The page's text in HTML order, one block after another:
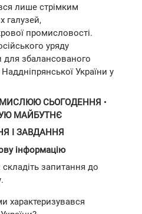
лише стрімким
галузей,
промисловості.
уряду
збалансованого
України у
СЬОГОДЕННЯ •
МАЙБУТНЄ
І ЗАВДАННЯ
інформацію
запитання до
характеризувався